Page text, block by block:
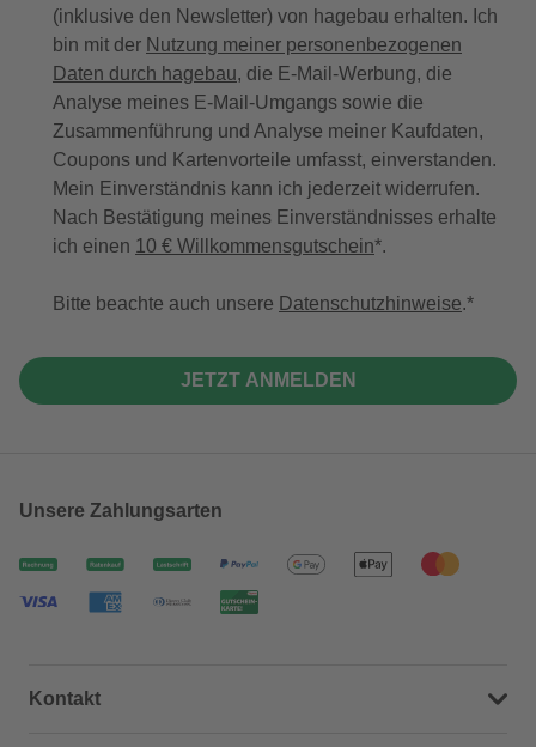
(inklusive den Newsletter) von hagebau erhalten. Ich
bin mit der Nutzung meiner personenbezogenen
Daten durch hagebau, die E-Mail-Werbung, die
Analyse meines E-Mail-Umgangs sowie die
Zusammenführung und Analyse meiner Kaufdaten,
Coupons und Kartenvorteile umfasst, einverstanden.
Mein Einverständnis kann ich jederzeit widerrufen.
Nach Bestätigung meines Einverständnisses erhalte
ich einen 10 € Willkommensgutschein*.
Bitte beachte auch unsere Datenschutzhinweise.
JETZT ANMELDEN
Unsere Zahlungsarten
Kontakt